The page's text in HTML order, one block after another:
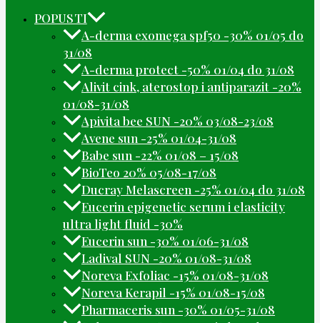
POPUSTI
A-derma exomega spf50 -30% 01/05 do
31/08
A-derma protect -50% 01/04 do 31/08
Alivit cink, aterostop i antiparazit -20%
01/08-31/08
Apivita bee SUN -20% 03/08-23/08
Avene sun -25% 01/04-31/08
Babe sun -22% 01/08 – 15/08
BioTeo 20% 05/08-17/08
Ducray Melascreen -25% 01/04 do 31/08
Eucerin epigenetic serum i elasticity
ultra light fluid -30%
Eucerin sun -30% 01/06-31/08
Ladival SUN -20% 01/08-31/08
Noreva Exfoliac -15% 01/08-31/08
Noreva Kerapil -15% 01/08-15/08
Pharmaceris sun -30% 01/05-31/08